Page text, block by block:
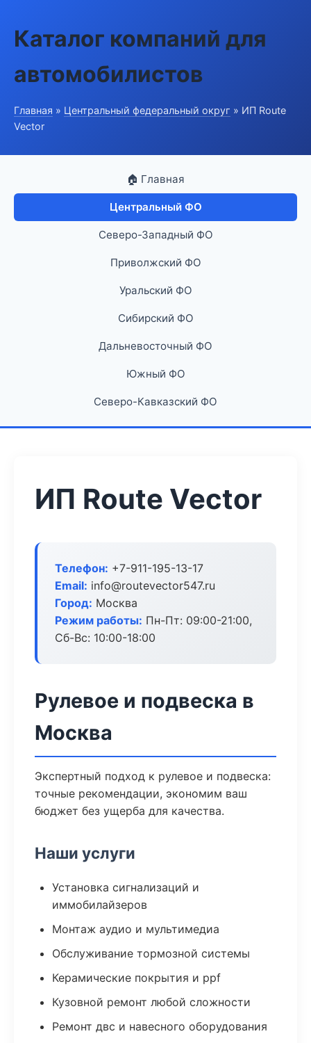
Каталог компаний для
автомобилистов
Главная » Центральный федеральный округ » ИП Route
Vector
🏠 Главная
Центральный ФО
Северо-Западный ФО
Приволжский ФО
Уральский ФО
Сибирский ФО
Дальневосточный ФО
Южный ФО
Северо-Кавказский ФО
ИП Route Vector
Телефон: +7-911-195-13-17
Email: info@routevector547.ru
Город: Москва
Режим работы: Пн-Пт: 09:00-21:00,
Сб-Вс: 10:00-18:00
Рулевое и подвеска в
Москва
Экспертный подход к рулевое и подвеска:
точные рекомендации, экономим ваш
бюджет без ущерба для качества.
Наши услуги
Установка сигнализаций и
иммобилайзеров
Монтаж аудио и мультимедиа
Обслуживание тормозной системы
Керамические покрытия и ppf
Кузовной ремонт любой сложности
Ремонт двс и навесного оборудования